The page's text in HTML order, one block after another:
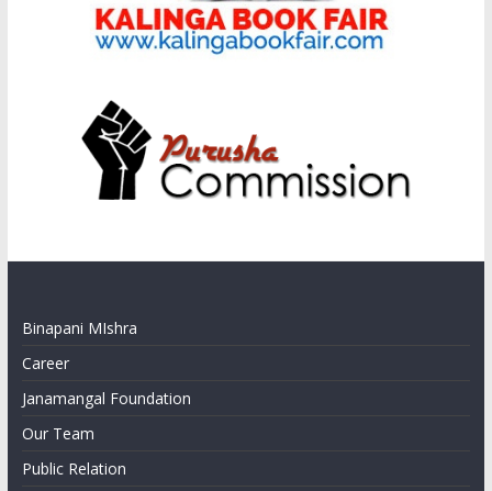
Binapani MIshra
Career
Janamangal Foundation
Our Team
Public Relation